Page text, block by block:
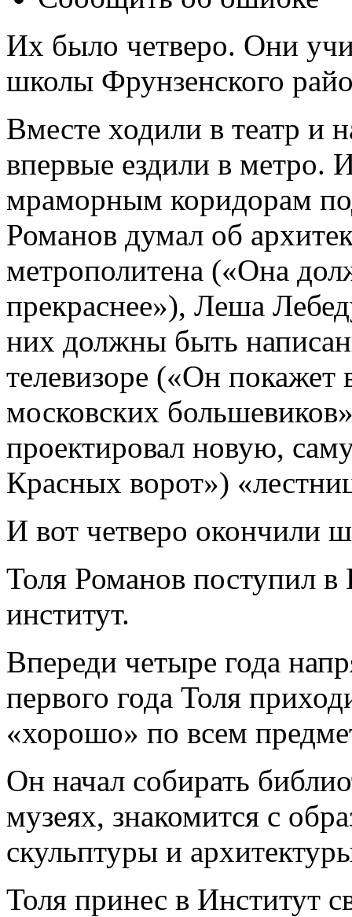
Их было четверо. Они
школы Фрунзенского
Вместе ходили в театр и
впервые ездили в метро.
мраморным коридорам
Романов думал об
метрополитена («Она
прекраснее»), Леша
них должны быть
телевизоре («Он
московских
проектировал новую,
Красных ворот»)
И вот четверо окончили
Толя Романов поступил
институт.
Впереди четыре года
первого года Толя
«хорошо» по всем
Он начал собирать
музеях, знакомится с
скульптуры и
Толя принес в Институт